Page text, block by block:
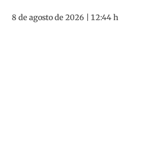
8 de agosto de 2026 | 12:44 h